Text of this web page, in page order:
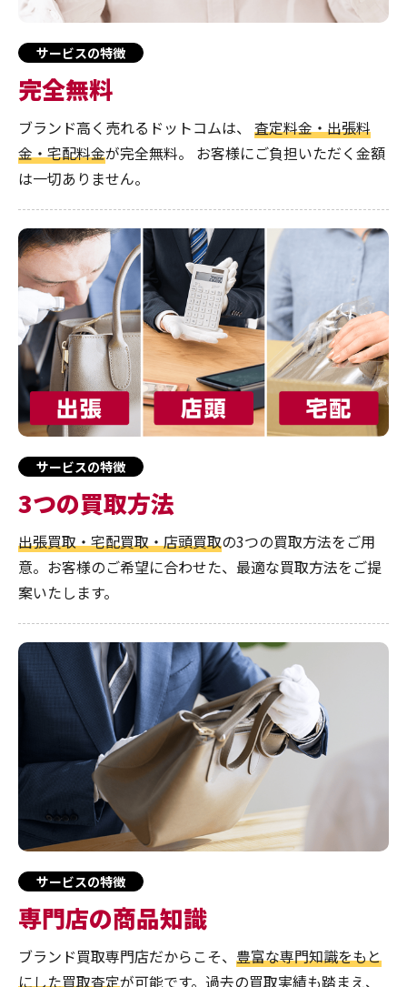
サービスの特徴
完全無料
ブランド高く売れるドットコムは、 査定料金・出張料
金・宅配料金が完全無料。 お客様にご負担いただく金額
は一切ありません。
サービスの特徴
3つの買取方法
出張買取・宅配買取・店頭買取の3つの買取方法をご用
意。お客様のご希望に合わせた、最適な買取方法をご提
案いたします。
サービスの特徴
専門店の商品知識
ブランド買取専門店だからこそ、 豊富な専門知識をもと
にした買取査定が可能です。過去の買取実績も踏まえ、